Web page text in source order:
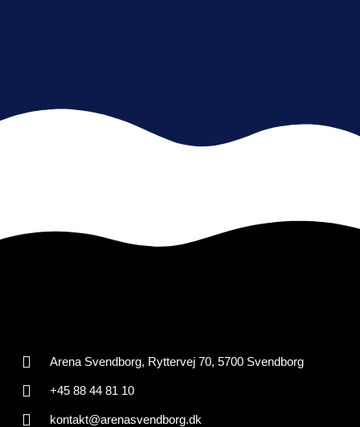
Arena Svendborg, Ryttervej 70, 5700 Svendborg
+45 88 44 81 10
kontakt@arenasvendborg.dk